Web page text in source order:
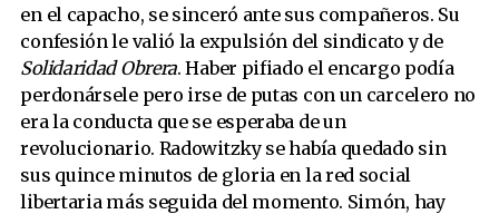
en el capacho, se sinceró ante sus compañeros. Su
confesión le valió la expulsión del sindicato y de
Solidaridad Obrera. Haber pifiado el encargo podía
perdonársele pero irse de putas con un carcelero no
era la conducta que se esperaba de un
revolucionario. Radowitzky se había quedado sin
sus quince minutos de gloria en la red social
libertaria más seguida del momento. Simón, hay